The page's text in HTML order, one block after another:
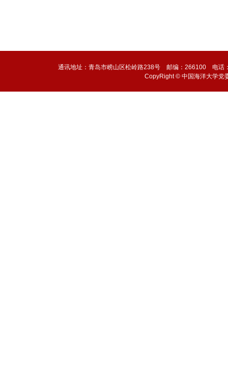
通讯地址：青岛市崂山区松岭路238号 邮编：266100 电
CopyRight © 中国海洋大学党